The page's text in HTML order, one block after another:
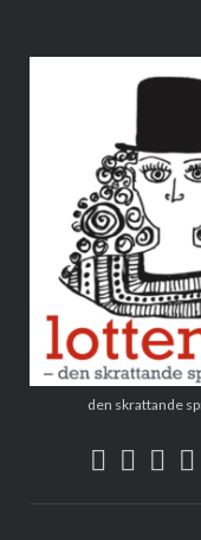
den skrattande
twitter